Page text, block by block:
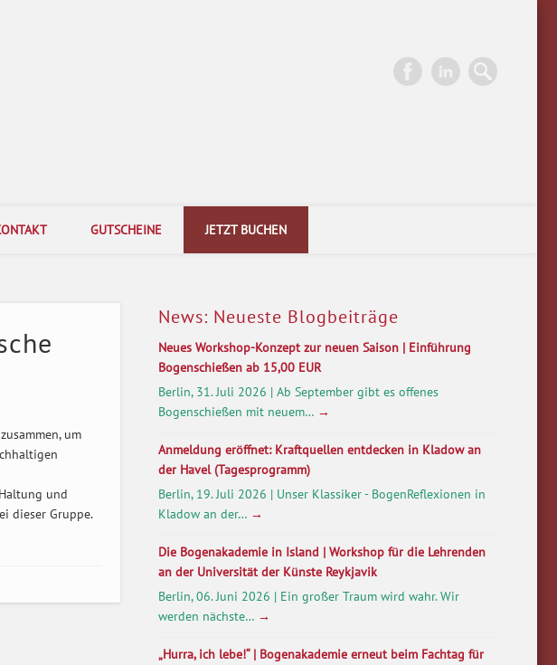
und nachhaltig zu verankern.
GUTSCHEINE JETZT BUCHEN
um
und
dieser Gruppe.
News: Neueste Blogbeiträge
Neues Workshop-Konzept zur neuen Saison | Einführung
Bogenschießen ab 15,00 EUR
Berlin, 31. Juli 2026 | Ab September gibt es offenes
Bogenschießen mit neuem… →
Anmeldung eröffnet: Kraftquellen entdecken in Kladow an
der Havel (Tagesprogramm)
Berlin, 19. Juli 2026 | Unser Klassiker - BogenReflexionen in
Kladow an der… →
Die Bogenakademie in Island | Workshop für die Lehrenden
an der Universität der Künste Reykjavik
Berlin, 06. Juni 2026 | Ein großer Traum wird wahr. Wir
werden nächste… →
„Hurra, ich lebe!“ | Bogenakademie erneut beim Fachtag für